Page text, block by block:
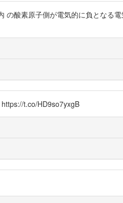
酸素原子側が電気的に負となる電
t.co/HD9so7yxgB